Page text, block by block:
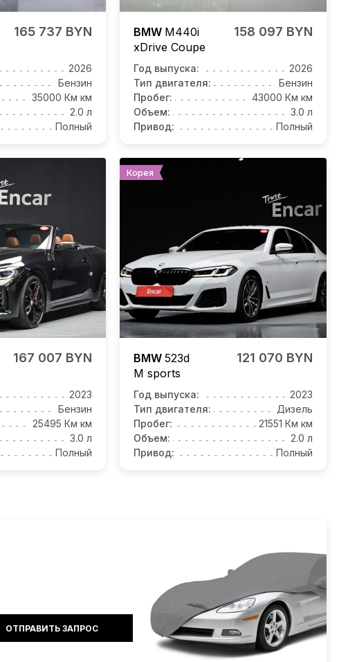
165 737 BYN
2026
Бензин
35000 Км км
2.0 л
Полный
BMW M440i
xDrive Coupe
158 097 BYN
Год выпуска:
2026
Тип двигателя:
Бензин
Пробег:
43000 Км км
Объем:
3.0 л
Привод:
Полный
167 007 BYN
2023
Бензин
25495 Км км
3.0 л
Полный
Корея
BMW 523d
M sports
121 070 BYN
Год выпуска:
2023
Тип двигателя:
Дизель
Пробег:
21551 Км км
Объем:
2.0 л
Привод:
Полный